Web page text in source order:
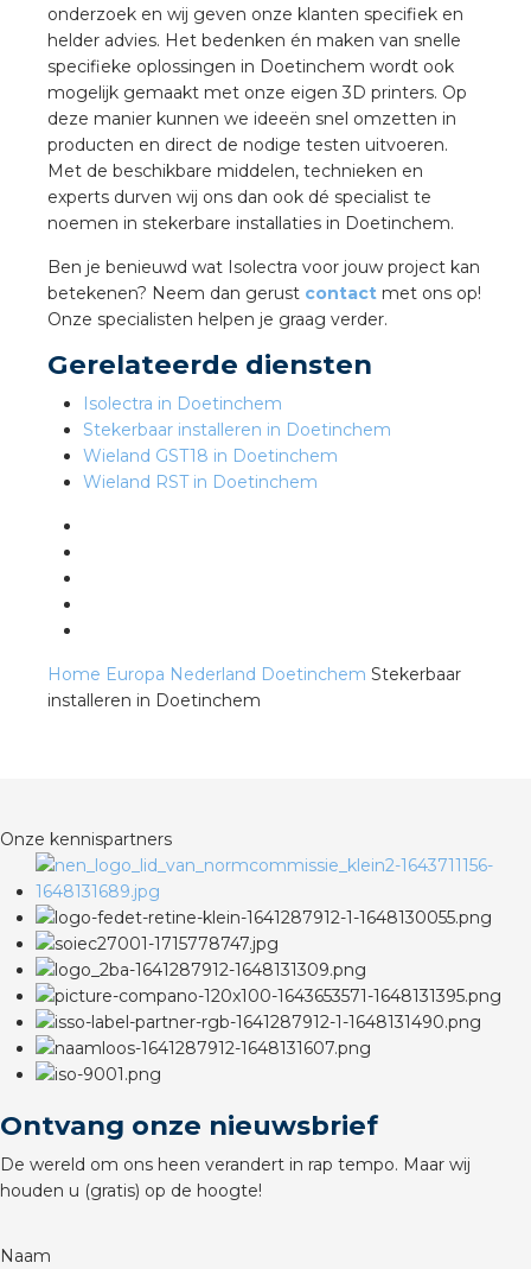
onderzoek en wij geven onze klanten specifiek en
helder advies. Het bedenken én maken van snelle
specifieke oplossingen in Doetinchem wordt ook
mogelijk gemaakt met onze eigen 3D printers. Op
deze manier kunnen we ideeën snel omzetten in
producten en direct de nodige testen uitvoeren.
Met de beschikbare middelen, technieken en
experts durven wij ons dan ook dé specialist te
noemen in stekerbare installaties in Doetinchem.
Ben je benieuwd wat Isolectra voor jouw project kan
betekenen? Neem dan gerust contact met ons op!
Onze specialisten helpen je graag verder.
Gerelateerde diensten
Isolectra in Doetinchem
Stekerbaar installeren in Doetinchem
Wieland GST18 in Doetinchem
Wieland RST in Doetinchem
Home Europa Nederland Doetinchem Stekerbaar
installeren in Doetinchem
Onze kennispartners
Ontvang onze nieuwsbrief
De wereld om ons heen verandert in rap tempo. Maar wij
houden u (gratis) op de hoogte!
Naam
Academy
waarde